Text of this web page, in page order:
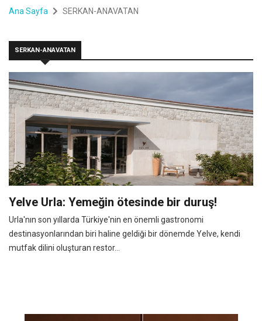
Ana Sayfa SERKAN-ANAVATAN
SERKAN-ANAVATAN
Yelve Urla: Yemeğin ötesinde bir duruş!
Urla'nın son yıllarda Türkiye'nin en önemli gastronomi
destinasyonlarından biri haline geldiği bir dönemde Yelve, kendi
mutfak dilini oluşturan restor...